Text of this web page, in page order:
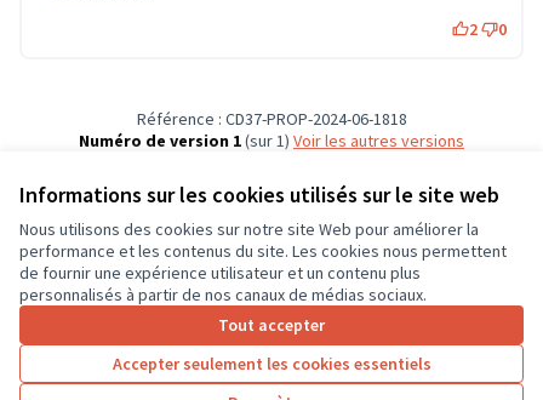
Informations sur les cookies utilisés sur le site web
Nous utilisons des cookies sur notre site Web pour améliorer la
performance et les contenus du site. Les cookies nous permettent
de fournir une expérience utilisateur et un contenu plus
personnalisés à partir de nos canaux de médias sociaux.
Tout accepter
Accepter seulement les cookies essentiels
2 0
Référence : CD37-PROP-2024-06-1818
Numéro de version 1(sur 1)
voir les autres versions
Conditions d'utilisation
Paramètres des cookies
CD37 sur X
(Lien externe)
CD37 sur Facebook
CD37 sur Instagram
CD37 sur YouTube
(Lien externe)
Licence
(Lien